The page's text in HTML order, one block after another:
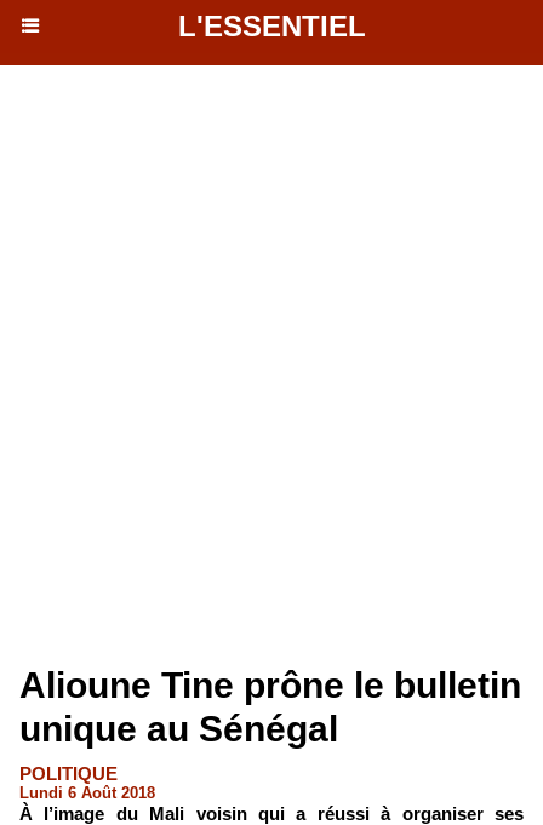
L'ESSENTIEL
Alioune Tine prône le bulletin
unique au Sénégal
POLITIQUE
Lundi 6 Août 2018
À l’image du Mali voisin qui a réussi à organiser ses